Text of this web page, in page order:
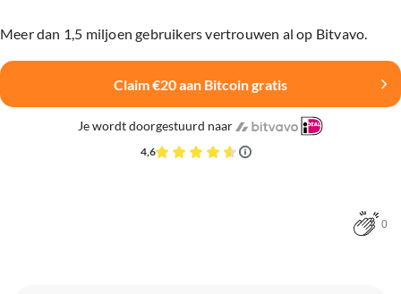
Meer dan 1,5 miljoen gebruikers vertrouwen al op Bitvavo.
Claim €20 aan Bitcoin gratis
Je wordt doorgestuurd naar
4,6
0